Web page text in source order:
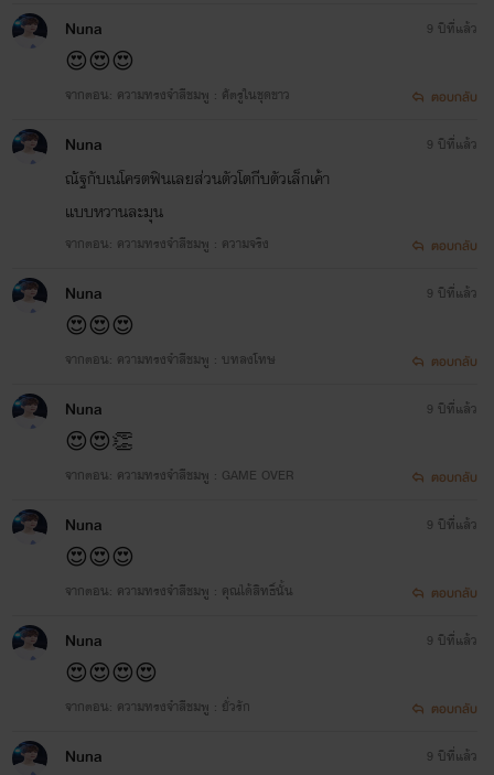
“ฮัลโหล”เสียงงัวเงียของชายหนุ่มที่กดรับสาย
เบาๆช้าๆที่มันบ่งบอกว่าคนปลายสายเศร้าเพียง
เอ่ยถามขึ้น คนปลายสายเงียบกริบ(...) ความ
แต่งงานกัน เฮียจำไม่ได้หรอฮะ”) คิริวเอ่ยขึ้น
ชุดแต่งงานกับคิริวเจ้าสาวของเขา“อ่อ ไม่ลืม
เฮียอยู่ที่ไหนฮะตอนนี้”) คิริวเอ่ยถามด้วยเสียง
แผ่วเบา“เอ่อ...เฮียอยู่คอนโด เดี๋ยวเฮียอาบน้ำแ
ปลุกคนข้างๆให้ตื่น“เราต้องคืนนายให้เขาไปแ
เรารักใคร” ฟ้าครามเอ่ยขึ้นพร้อมยกยิ้มออกมา
ให้กับคนที่นอนอยู่ สองมือจับกันแน่นก่อนที่จะ
ของตัวเองเรียบร้อยก็มองไปรอบๆห้องนอนพร้
Nuna
😍😍😍
จากตอน: ความทรงจำสีชมพู : ศัตรูในชุดขาว
9 ปีที่แล้ว
ตอบกลับ
Nuna
ณัฐกับเนโครตฟินเลยส่วนตัวโตกีบตัวเล็กเค้า
แบบหวานละมุน
จากตอน: ความทรงจำสีชมพู : ความจริง
9 ปีที่แล้ว
ตอบกลับ
Nuna
😍😍😍
จากตอน: ความทรงจำสีชมพู : บทลงโทษ
9 ปีที่แล้ว
ตอบกลับ
Nuna
😍😍👏
จากตอน: ความทรงจำสีชมพู : GAME OVER
9 ปีที่แล้ว
ตอบกลับ
Nuna
😍😍😍
จากตอน: ความทรงจำสีชมพู : คุณได้สิทธิ์นั้น
9 ปีที่แล้ว
ตอบกลับ
Nuna
😍😍😍😍
จากตอน: ความทรงจำสีชมพู : ยั่วรัก
9 ปีที่แล้ว
ตอบกลับ
Nuna 9 ปีที่แล้ว